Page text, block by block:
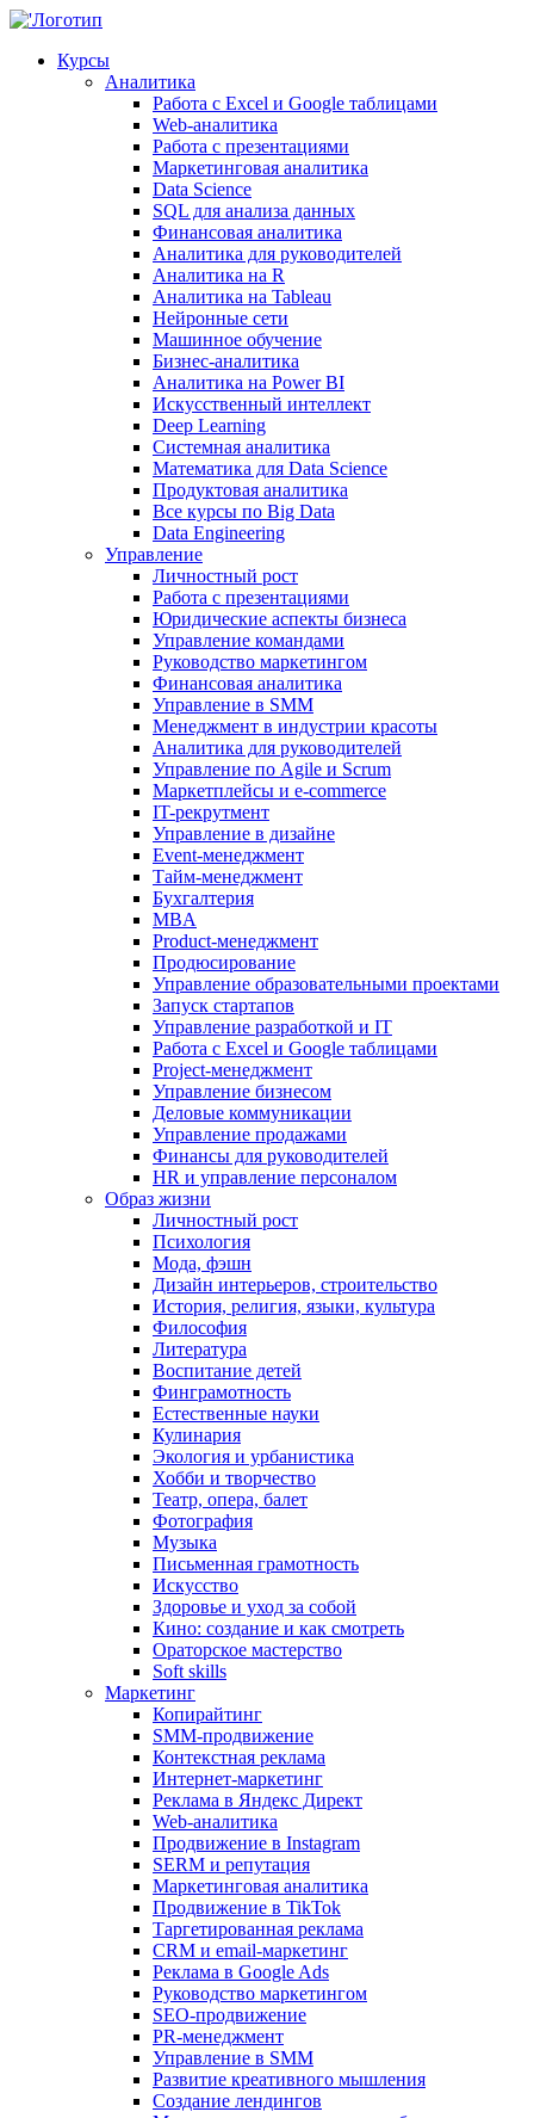
Курсы
Аналитика
Работа с Excel и Google таблицами
Web-аналитика
Работа с презентациями
Маркетинговая аналитика
Data Science
SQL для анализа данных
Финансовая аналитика
Аналитика для руководителей
Аналитика на R
Аналитика на Tableau
Нейронные сети
Машинное обучение
Бизнес-аналитика
Аналитика на Power BI
Искусственный интеллект
Deep Learning
Системная аналитика
Математика для Data Science
Продуктовая аналитика
Все курсы по Big Data
Data Engineering
Управление
Личностный рост
Работа с презентациями
Юридические аспекты бизнеса
Управление командами
Руководство маркетингом
Финансовая аналитика
Управление в SMM
Менеджмент в индустрии красоты
Аналитика для руководителей
Управление по Agile и Scrum
Маркетплейсы и e-commerce
IT-рекрутмент
Управление в дизайне
Event-менеджмент
Тайм-менеджмент
Бухгалтерия
MBA
Product-менеджмент
Продюсирование
Управление образовательными проектами
Запуск стартапов
Управление разработкой и IT
Работа с Excel и Google таблицами
Project-менеджмент
Управление бизнесом
Деловые коммуникации
Управление продажами
Финансы для руководителей
HR и управление персоналом
Образ жизни
Личностный рост
Психология
Мода, фэшн
Дизайн интерьеров, строительство
История, религия, языки, культура
Философия
Литература
Воспитание детей
Финграмотность
Естественные науки
Кулинария
Экология и урбанистика
Хобби и творчество
Театр, опера, балет
Фотография
Музыка
Письменная грамотность
Искусство
Здоровье и уход за собой
Кино: создание и как смотреть
Ораторское мастерство
Soft skills
Маркетинг
Копирайтинг
SMM-продвижение
Контекстная реклама
Интернет-маркетинг
Реклама в Яндекс Директ
Web-аналитика
Продвижение в Instagram
SERM и репутация
Маркетинговая аналитика
Продвижение в TikTok
Таргетированная реклама
CRM и email-маркетинг
Реклама в Google Ads
Руководство маркетингом
SEO-продвижение
PR-менеджмент
Управление в SMM
Развитие креативного мышления
Создание лендингов